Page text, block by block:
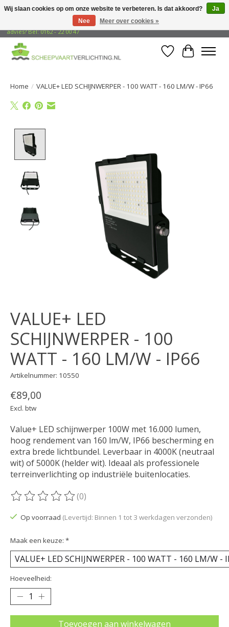
Gratis verzending naar adressen in Nederland! Opzoek naar vrijblijvend
advies? Bel: 0162 - 22 00 47
Verlanglijst
Home / VALUE+ LED SCHIJNWERPER - 100 WATT - 160 LM/W - IP66
VALUE+ LED
SCHIJNWERPER - 100
WATT - 160 LM/W - IP66
Artikelnummer: 10550
€89,00
Excl. btw
Value+ LED schijnwerper 100W met 16.000 lumen,
hoog rendement van 160 lm/W, IP66 bescherming en
extra brede lichtbundel. Leverbaar in 4000K (neutraal
wit) of 5000K (helder wit). Ideaal als professionele
terreinverlichting op industriële buitenlocaties.
De beoordeling van dit product is
(0)
Op voorraad (Levertijd: Binnen 1 tot 3 werkdagen verzonden)
Maak een keuze: *
Hoeveelheid:
Toevoegen aan winkelwagen
Wij slaan cookies op om onze website te verbeteren. Is dat akkoord?
Ja
Nee
Meer over cookies »